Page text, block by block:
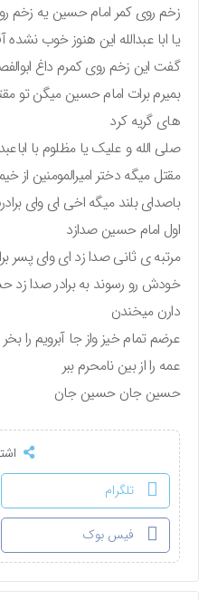
زخم روی کمر امام حسین یه زخم
یا ابا عبدالله این هنوز خوب نشده
گفت این زخم روی کمرم داغ
بمیرم برات امام حسین میگن تو
های گریه کرد
صلی الله و علیک یا مظلوم با
مقتل میگه دختر امیرالمومنین از
باصدای بلند میگه اخی ای وای برادرم
اول امام حسین صدازد
مرتبه ی ثانی صدا زد ای وای پسر
خودش رو رسوند به برادر صدا زد
دارن میخندن
عرضم تمام خیز واز جا آبرویم را بخر
عمه را از بین نامحرم ببر
حسین جان حسین جان
تلگرام
فیس بوک